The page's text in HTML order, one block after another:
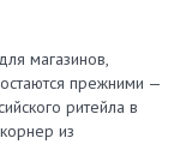
магазинов,
прежними —
ритейла в
из